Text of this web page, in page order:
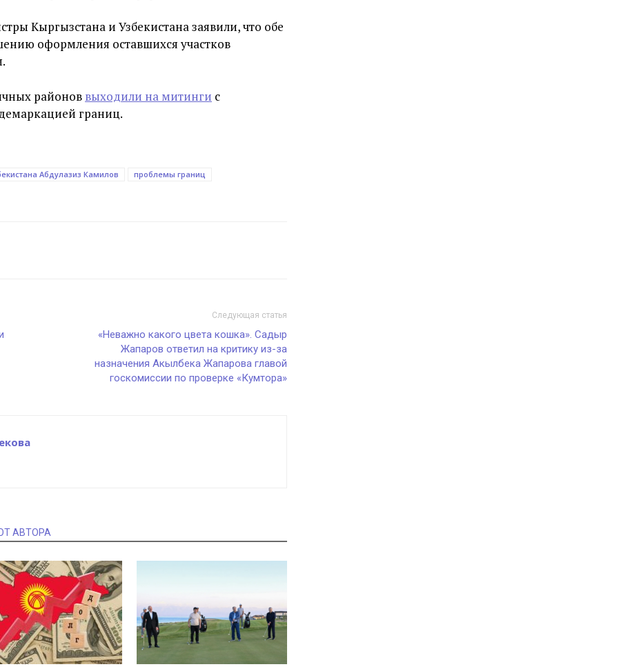
Кыргызстана и Узбекистана заявили, что обе
оформления оставшихся участков
районов выходили на митинги с
границ.
Абдулазиз Камилов
проблемы границ
Следующая статья
«Неважно какого цвета кошка». Садыр
Жапаров ответил на критику из-за
назначения Акылбека Жапарова главой
госкомиссии по проверке «Кумтора»
АВТОРА